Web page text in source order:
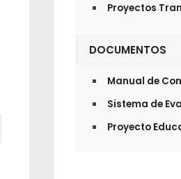
Proyectos
DOCUMENTOS
Manual de
Sistema de
Proyecto